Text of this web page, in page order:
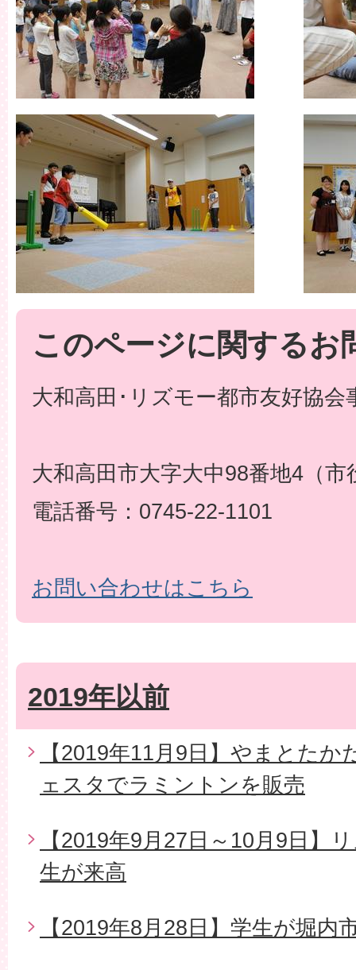
このページに関するお
大和高田･リズモー都市友好協会
大和高田市大字大中98番地4（市
電話番号：0745-22-1101
お問い合わせはこちら
2019年以前
【2019年11月9日】やまとた
ェスタでラミントンを販売
【2019年9月27日～10月9日】
生が来高
【2019年8月28日】学生が堀内